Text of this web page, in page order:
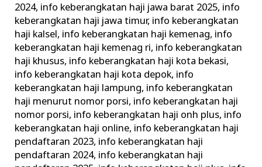
2024, info keberangkatan haji jawa barat 2025, info
keberangkatan haji jawa timur, info keberangkatan
haji kalsel, info keberangkatan haji kemenag, info
keberangkatan haji kemenag ri, info keberangkatan
haji khusus, info keberangkatan haji kota bekasi,
info keberangkatan haji kota depok, info
keberangkatan haji lampung, info keberangkatan
haji menurut nomor porsi, info keberangkatan haji
nomor porsi, info keberangkatan haji onh plus, info
keberangkatan haji online, info keberangkatan haji
pendaftaran 2023, info keberangkatan haji
pendaftaran 2024, info keberangkatan haji